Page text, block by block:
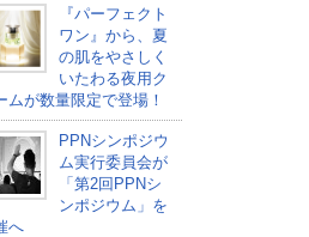
『パーフェクト
ワン』から、夏
の肌をやさしく
いたわる夜用ク
ムが数量限定で登場！
PPNシンポジウ
ム実行委員会が
「第2回PPNシ
ンポジウム」を
へ